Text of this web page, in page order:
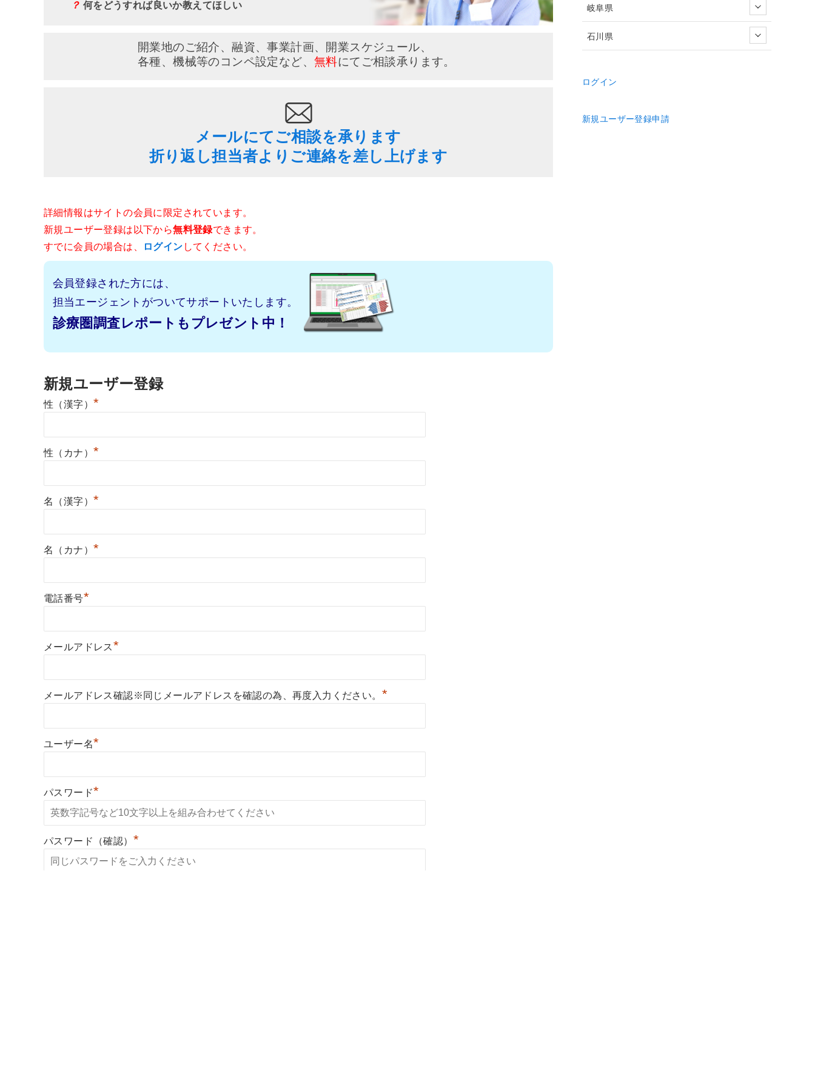
？ 何をどうすれば良いか教えてほしい
開業地のご紹介、融資、事業計画、開業スケジュール、
各種、機械等のコンペ設定など、 無料にてご相談承ります。
メールにてご相談を承ります
折り返し担当者よりご連絡を差し上げます
詳細情報はサイトの会員に限定されています。
新規ユーザー登録は以下から無料登録できます。
すでに会員の場合は、
ログインしてください。
会員登録された方には、
担当エージェントがついてサポートいたします。
診療圏調査レポートもプレゼント中！
新規ユーザー登録
性（漢字） *
性（カナ） *
名（漢字） *
名（カナ） *
電話番号*
メールアドレス*
メールアドレス確認※同じメールアドレスを確認の為、再度入力ください。 *
ユーザー名*
パスワード*
パスワード（確認） *
岐阜県
石川県
ログイン
新規ユーザー登録申請